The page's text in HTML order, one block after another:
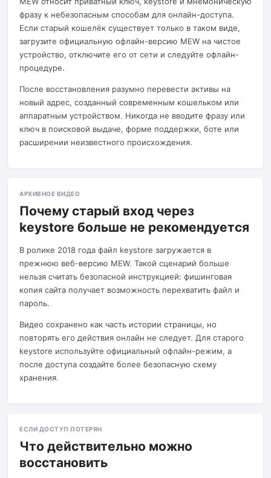
фразу к небезопасным способам для онлайн-доступа.
Если старый кошелёк существует только в таком виде,
загрузите официальную офлайн-версию MEW на чистое
устройство, отключите его от сети и следуйте офлайн-
процедуре.
После восстановления разумно перевести активы на
новый адрес, созданный современным кошельком или
аппаратным устройством. Никогда не вводите фразу или
ключ в поисковой выдаче, форме поддержки, боте или
расширении неизвестного происхождения.
АРХИВНОЕ ВИДЕО
Почему старый вход через
keystore больше не рекомендуется
В ролике 2018 года файл keystore загружается в
прежнюю веб-версию MEW. Такой сценарий больше
нельзя считать безопасной инструкцией: фишинговая
копия сайта получает возможность перехватить файл и
пароль.
Видео сохранено как часть истории страницы, но
повторять его действия онлайн не следует. Для старого
keystore используйте официальный офлайн-режим, а
после доступа создайте более безопасную схему
хранения.
ЕСЛИ ДОСТУП ПОТЕРЯН
Что действительно можно
восстановить